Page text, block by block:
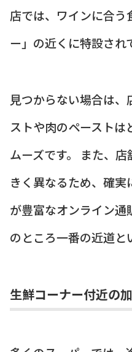
店では、ワインに合う
ー」の近くに特設され
見つからない場合は
ストや肉のペーストは
ムーズです。 また、
きく異なるため、確
が豊富なオンライン
のところ一番の近道と
生鮮コーナー付近の